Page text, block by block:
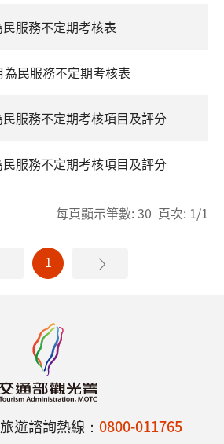
服務不定期考核表
民服務不定期考核表
服務不定期考核項目及評分
服務不定期考核項目及評分
每頁顯示筆數: 30 頁次: 1/1
1
遊諮詢熱線： 0800-011765